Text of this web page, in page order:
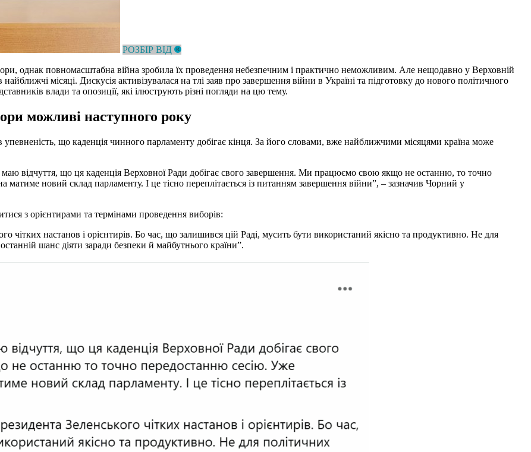
РОЗБІР ВІД
однак повномасштабна війна зробила їх проведення небезпечним і практично неможливим. Але нещодавно у Верховній
місяці. Дискусія активізувалася на тлі заяв про завершення війни в Україні та підготовку до нового політичного
влади та опозиції, які ілюструють різні погляди на цю тему.
можливі наступного року
що каденція чинного парламенту добігає кінця. За його словами, вже найближчими місяцями країна може
відчуття, що ця каденція Верховної Ради добігає свого завершення. Ми працюємо свою якщо не останню, то точно
новий склад парламенту. І це тісно переплітається із питанням завершення війни”, – зазначив Чорний у
з орієнтирами та термінами проведення виборів:
чітких настанов і орієнтирів. Бо час, що залишився цій Раді, мусить бути використаний якісно та продуктивно. Не для
шанс діяти заради безпеки й майбутнього країни”.